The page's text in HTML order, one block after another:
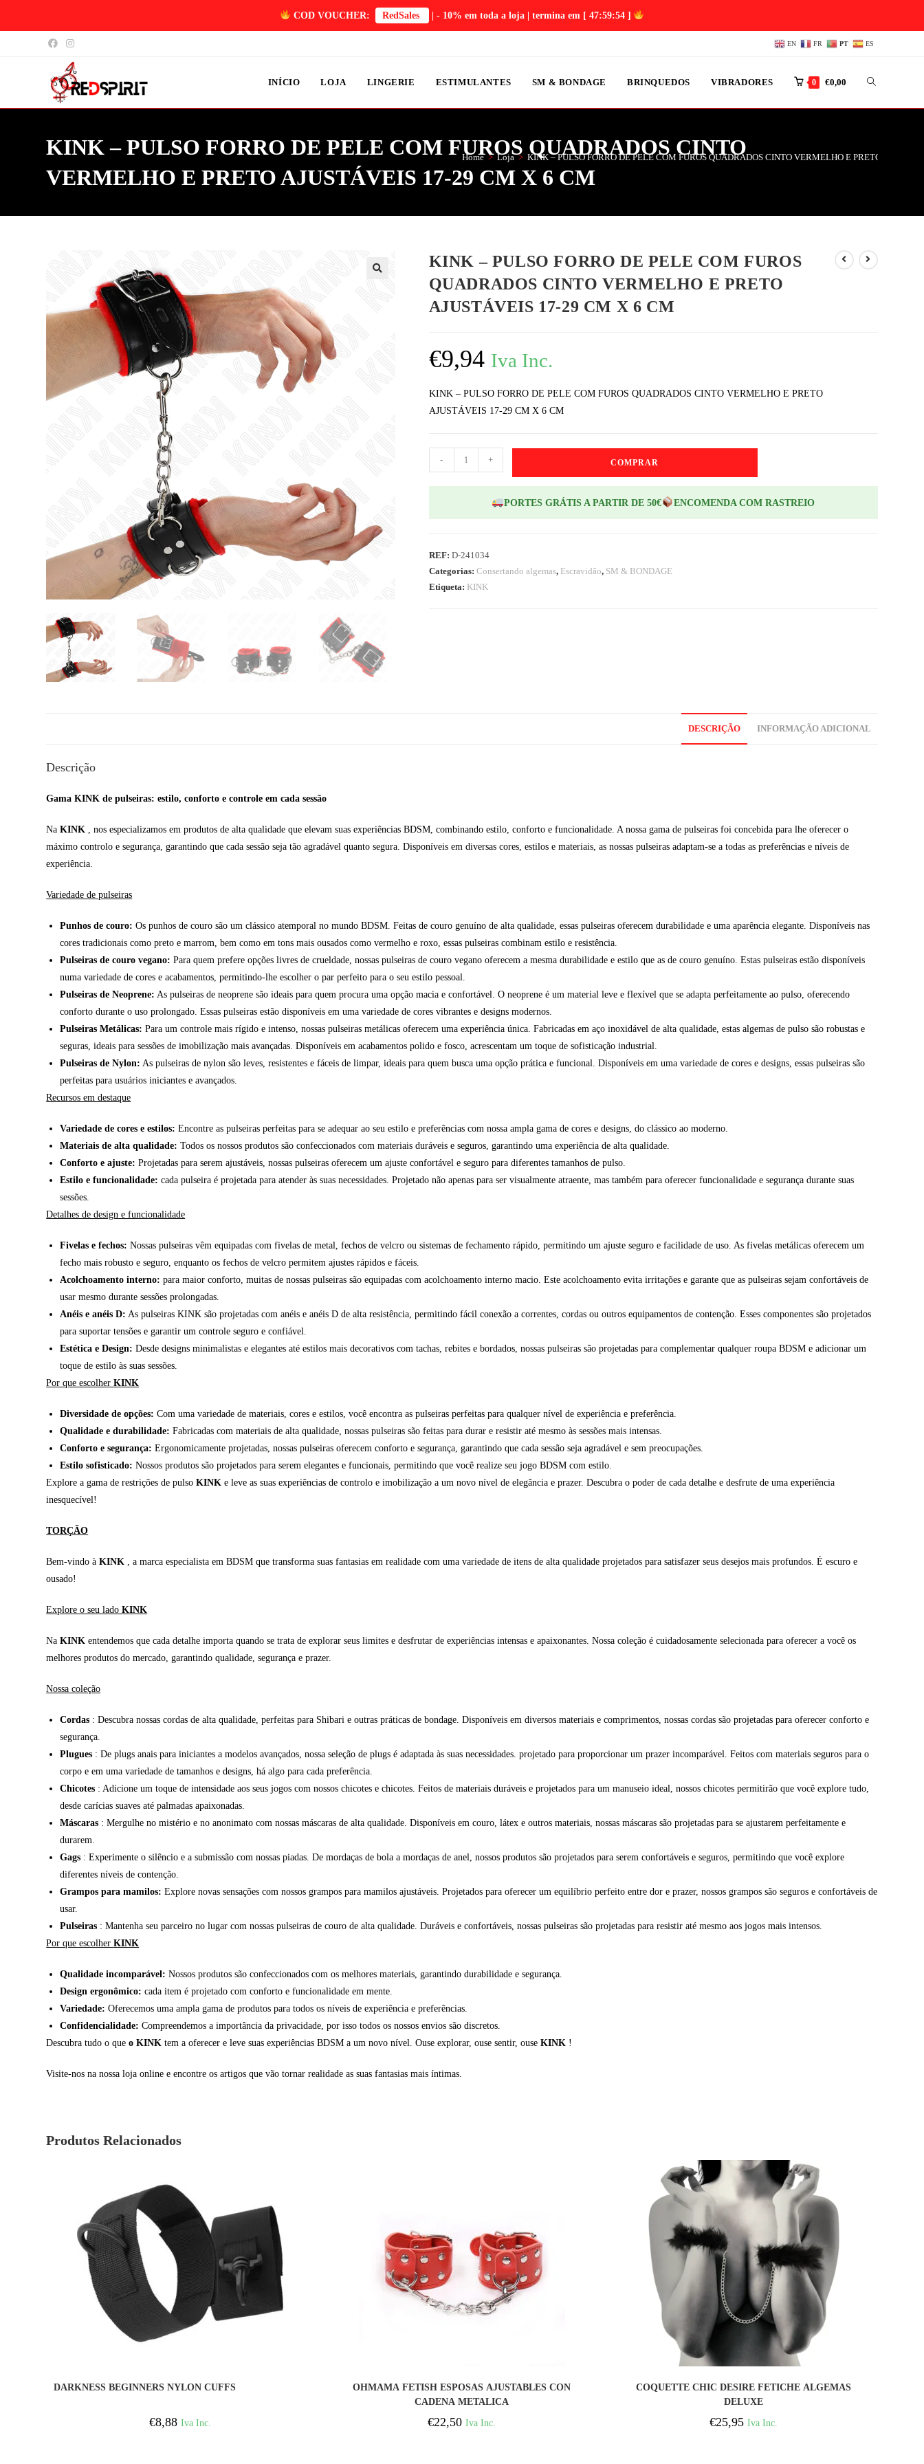
COD VOUCHER: RedSales | - 10% em toda a loja | termina em [ 47:59:53 ]
EN FR PT ES
INÍCIO LOJA LINGERIE ESTIMULANTES SM & BONDAGE BRINQUEDOS VIBRADORES 0 €0,00
KINK – PULSO FORRO DE PELE COM FUROS QUADRADOS CINTO
VERMELHO E PRETO AJUSTÁVEIS 17-29 CM X 6 CM
Home > Loja > KINK – PULSO FORRO DE PELE COM FUROS QUADRADOS CINTO VERMELHO E PRETO
KINK – PULSO FORRO DE PELE COM FUROS
QUADRADOS CINTO VERMELHO E PRETO
AJUSTÁVEIS 17-29 CM X 6 CM
€9,94 Iva Inc.
KINK – PULSO FORRO DE PELE COM FUROS QUADRADOS CINTO VERMELHO E PRETO
AJUSTÁVEIS 17-29 CM X 6 CM
- + COMPRAR
PORTES GRÁTIS A PARTIR DE 50€ ENCOMENDA COM RASTREIO
REF: D-241034
Categorias: Consertando algemas, Escravidão, SM & BONDAGE
Etiqueta: KINK
DESCRIÇÃO INFORMAÇÃO ADICIONAL
Descrição
Gama KINK de pulseiras: estilo, conforto e controle em cada sessão
NaKINK , nos especializamos em produtos de alta qualidade que elevam suas experiências BDSM, combinando estilo, conforto e funcionalidade. A nossa gama de pulseiras foi concebida para lhe oferecer o
máximo controlo e segurança, garantindo que cada sessão seja tão agradável quanto segura. Disponíveis em diversas cores, estilos e materiais, as nossas pulseiras adaptam-se a todas as preferências e níveis de
experiência.
Variedade de pulseiras
Punhos de couro: Os punhos de couro são um clássico atemporal no mundo BDSM. Feitas de couro genuíno de alta qualidade, essas pulseiras oferecem durabilidade e uma aparência elegante. Disponíveis nas
cores tradicionais como preto e marrom, bem como em tons mais ousados como vermelho e roxo, essas pulseiras combinam estilo e resistência.
Pulseiras de couro vegano: Para quem prefere opções livres de crueldade, nossas pulseiras de couro vegano oferecem a mesma durabilidade e estilo que as de couro genuíno. Estas pulseiras estão disponíveis
numa variedade de cores e acabamentos, permitindo-lhe escolher o par perfeito para o seu estilo pessoal.
Pulseiras de Neoprene: As pulseiras de neoprene são ideais para quem procura uma opção macia e confortável. O neoprene é um material leve e flexível que se adapta perfeitamente ao pulso, oferecendo
conforto durante o uso prolongado. Essas pulseiras estão disponíveis em uma variedade de cores vibrantes e designs modernos.
Pulseiras Metálicas: Para um controle mais rígido e intenso, nossas pulseiras metálicas oferecem uma experiência única. Fabricadas em aço inoxidável de alta qualidade, estas algemas de pulso são robustas e
seguras, ideais para sessões de imobilização mais avançadas. Disponíveis em acabamentos polido e fosco, acrescentam um toque de sofisticação industrial.
Pulseiras de Nylon: As pulseiras de nylon são leves, resistentes e fáceis de limpar, ideais para quem busca uma opção prática e funcional. Disponíveis em uma variedade de cores e designs, essas pulseiras são
perfeitas para usuários iniciantes e avançados.
Recursos em destaque
Variedade de cores e estilos: Encontre as pulseiras perfeitas para se adequar ao seu estilo e preferências com nossa ampla gama de cores e designs, do clássico ao moderno.
Materiais de alta qualidade: Todos os nossos produtos são confeccionados com materiais duráveis e seguros, garantindo uma experiência de alta qualidade.
Conforto e ajuste: Projetadas para serem ajustáveis, nossas pulseiras oferecem um ajuste confortável e seguro para diferentes tamanhos de pulso.
Estilo e funcionalidade: cada pulseira é projetada para atender às suas necessidades. Projetado não apenas para ser visualmente atraente, mas também para oferecer funcionalidade e segurança durante suas
sessões.
Detalhes de design e funcionalidade
Fivelas e fechos: Nossas pulseiras vêm equipadas com fivelas de metal, fechos de velcro ou sistemas de fechamento rápido, permitindo um ajuste seguro e facilidade de uso. As fivelas metálicas oferecem um
fecho mais robusto e seguro, enquanto os fechos de velcro permitem ajustes rápidos e fáceis.
Acolchoamento interno: para maior conforto, muitas de nossas pulseiras são equipadas com acolchoamento interno macio. Este acolchoamento evita irritações e garante que as pulseiras sejam confortáveis de
usar mesmo durante sessões prolongadas.
Anéis e anéis D: As pulseiras KINK são projetadas com anéis e anéis D de alta resistência, permitindo fácil conexão a correntes, cordas ou outros equipamentos de contenção. Esses componentes são projetados
para suportar tensões e garantir um controle seguro e confiável.
Estética e Design: Desde designs minimalistas e elegantes até estilos mais decorativos com tachas, rebites e bordados, nossas pulseiras são projetadas para complementar qualquer roupa BDSM e adicionar um
toque de estilo às suas sessões.
Por que escolherKINK
Diversidade de opções: Com uma variedade de materiais, cores e estilos, você encontra as pulseiras perfeitas para qualquer nível de experiência e preferência.
Qualidade e durabilidade: Fabricadas com materiais de alta qualidade, nossas pulseiras são feitas para durar e resistir até mesmo às sessões mais intensas.
Conforto e segurança: Ergonomicamente projetadas, nossas pulseiras oferecem conforto e segurança, garantindo que cada sessão seja agradável e sem preocupações.
Estilo sofisticado: Nossos produtos são projetados para serem elegantes e funcionais, permitindo que você realize seu jogo BDSM com estilo.
Explore a gama de restrições de pulsoKINK e leve as suas experiências de controlo e imobilização a um novo nível de elegância e prazer. Descubra o poder de cada detalhe e desfrute de uma experiência
inesquecível!
TORÇÃO
Bem-vindo àKINK , a marca especialista em BDSM que transforma suas fantasias em realidade com uma variedade de itens de alta qualidade projetados para satisfazer seus desejos mais profundos. É escuro e
ousado!
Explore o seu ladoKINK
NaKINK entendemos que cada detalhe importa quando se trata de explorar seus limites e desfrutar de experiências intensas e apaixonantes. Nossa coleção é cuidadosamente selecionada para oferecer a você os
melhores produtos do mercado, garantindo qualidade, segurança e prazer.
Nossa coleção
Cordas : Descubra nossas cordas de alta qualidade, perfeitas para Shibari e outras práticas de bondage. Disponíveis em diversos materiais e comprimentos, nossas cordas são projetadas para oferecer conforto e
segurança.
Plugues : De plugs anais para iniciantes a modelos avançados, nossa seleção de plugs é adaptada às suas necessidades. projetado para proporcionar um prazer incomparável. Feitos com materiais seguros para o
corpo e em uma variedade de tamanhos e designs, há algo para cada preferência.
Chicotes : Adicione um toque de intensidade aos seus jogos com nossos chicotes e chicotes. Feitos de materiais duráveis e projetados para um manuseio ideal, nossos chicotes permitirão que você explore tudo,
desde carícias suaves até palmadas apaixonadas.
Máscaras : Mergulhe no mistério e no anonimato com nossas máscaras de alta qualidade. Disponíveis em couro, látex e outros materiais, nossas máscaras são projetadas para se ajustarem perfeitamente e
durarem.
Gags : Experimente o silêncio e a submissão com nossas piadas. De mordaças de bola a mordaças de anel, nossos produtos são projetados para serem confortáveis e seguros, permitindo que você explore
diferentes níveis de contenção.
Grampos para mamilos: Explore novas sensações com nossos grampos para mamilos ajustáveis. Projetados para oferecer um equilíbrio perfeito entre dor e prazer, nossos grampos são seguros e confortáveis de
usar.
Pulseiras : Mantenha seu parceiro no lugar com nossas pulseiras de couro de alta qualidade. Duráveis e confortáveis, nossas pulseiras são projetadas para resistir até mesmo aos jogos mais intensos.
Por que escolherKINK
Qualidade incomparável: Nossos produtos são confeccionados com os melhores materiais, garantindo durabilidade e segurança.
Design ergonômico: cada item é projetado com conforto e funcionalidade em mente.
Variedade: Oferecemos uma ampla gama de produtos para todos os níveis de experiência e preferências.
Confidencialidade: Compreendemos a importância da privacidade, por isso todos os nossos envios são discretos.
Descubra tudo o queo KINK tem a oferecer e leve suas experiências BDSM a um novo nível. Ouse explorar, ouse sentir, ouseKINK !
Visite-nos na nossa loja online e encontre os artigos que vão tornar realidade as suas fantasias mais íntimas.
Produtos Relacionados
DARKNESS BEGINNERS NYLON CUFFS
€8,88 Iva Inc.
OHMAMA FETISH ESPOSAS AJUSTABLES CON
CADENA METALICA
€22,50 Iva Inc.
COQUETTE CHIC DESIRE FETICHE ALGEMAS
DELUXE
€25,95 Iva Inc.